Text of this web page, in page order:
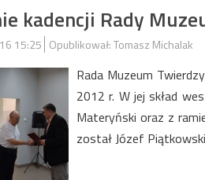
kadencji Rady
15:25 Opublikował: Tomasz Michalak
Rada Muzeum
2012 r. W jej skład
Materyński oraz z
został Józef